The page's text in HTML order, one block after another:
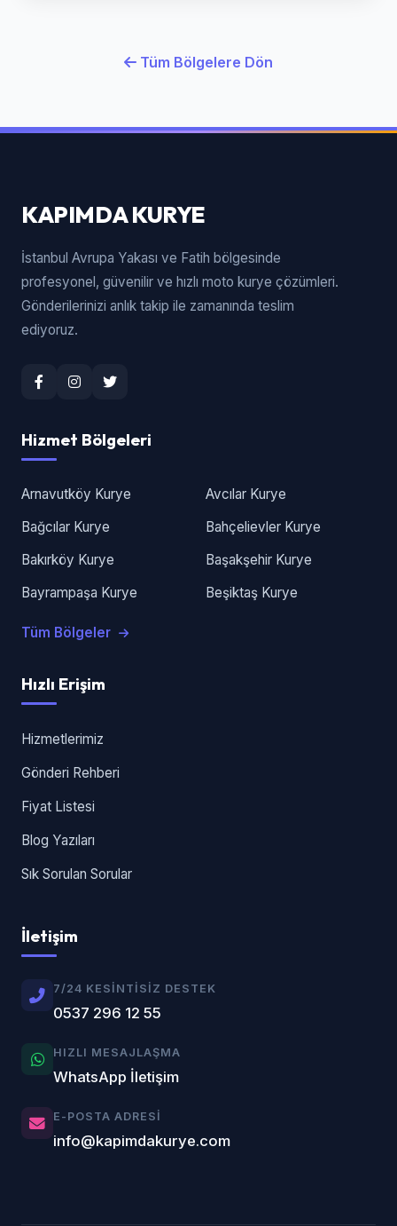
Tüm Bölgelere Dön
KAPIMDA KURYE
İstanbul Avrupa Yakası ve Fatih bölgesinde
profesyonel, güvenilir ve hızlı moto kurye çözümleri.
Gönderilerinizi anlık takip ile zamanında teslim
ediyoruz.
Hizmet Bölgeleri
Arnavutköy Kurye
Avcılar Kurye
Bağcılar Kurye
Bahçelievler Kurye
Bakırköy Kurye
Başakşehir Kurye
Bayrampaşa Kurye
Beşiktaş Kurye
Tüm Bölgeler
Hızlı Erişim
Hizmetlerimiz
Gönderi Rehberi
Fiyat Listesi
Blog Yazıları
Sık Sorulan Sorular
İletişim
7/24 KESINTISIZ DESTEK
0537 296 12 55
HIZLI MESAJLAŞMA
WhatsApp İletişim
E-POSTA ADRESI
info@kapimdakurye.com